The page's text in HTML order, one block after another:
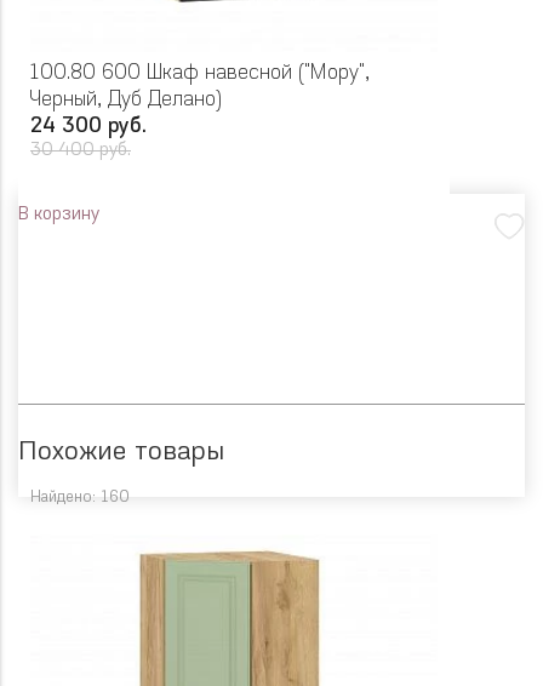
100.80 600 Шкаф навесной ("Мору",
Черный, Дуб Делано)
24 300 руб.
30 400 руб.
В корзину
Похожие товары
Найдено: 160